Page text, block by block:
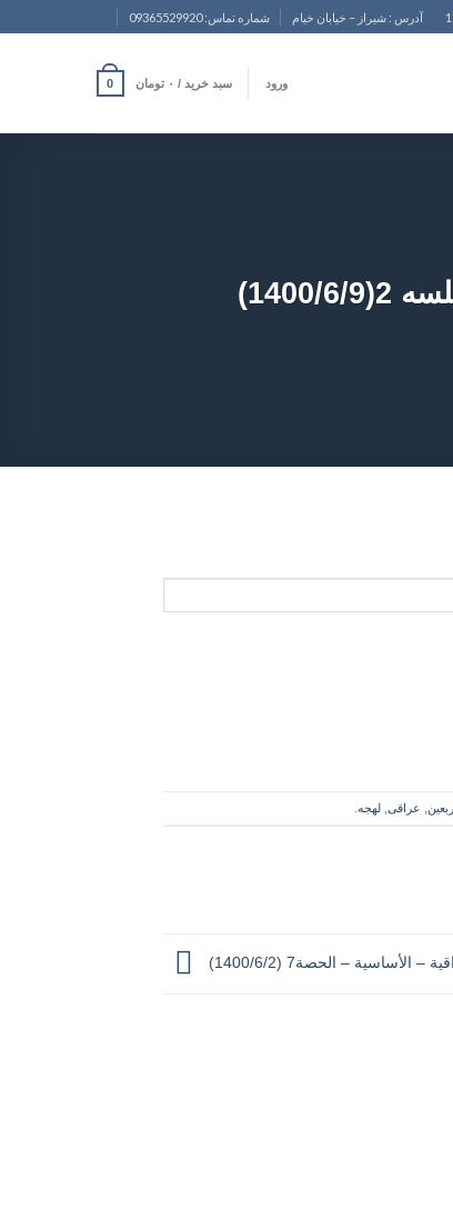
آدرس : شیراز – خیابان خیام شماره تماس: 09365529920
ورود سبد خرید / ۰ تومان 0
عراقی ,لهجه
– الأساسیة – الحصة7 (1400/6/2)